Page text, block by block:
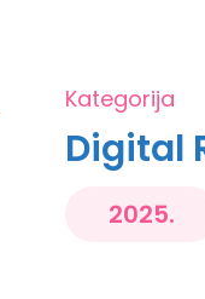
Kategorija
Digital
2025.